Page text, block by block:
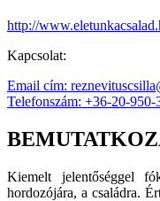
http://
Kapcsolat:
Email cím:
Telefonszám: +36-20-
Kiemelt jelentőséggel
hordozójára, a családra.